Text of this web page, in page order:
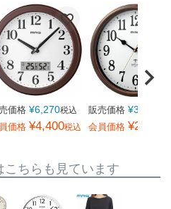
価格 ¥6,270税込
価格 ¥4,400税込
販売価格 ¥3,850
会員価格 ¥2,750
こちらも見ています